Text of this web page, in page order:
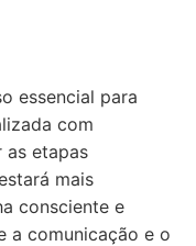
essencial para
com
as etapas
mais
consciente e
a comunicação e o